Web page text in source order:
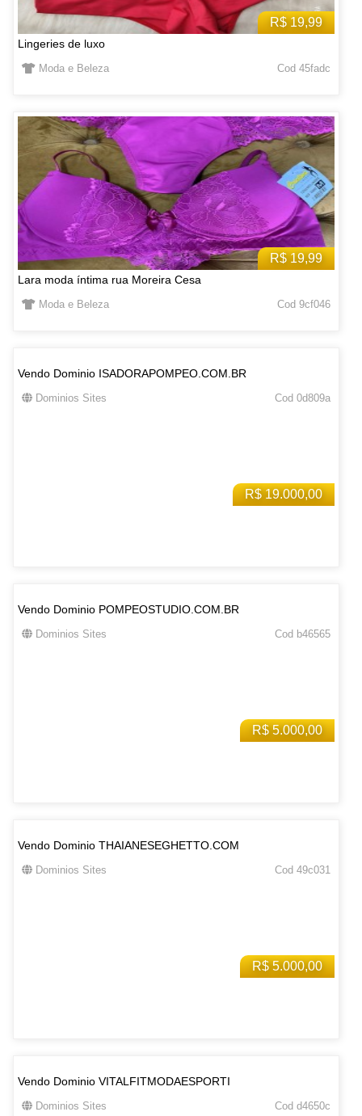
R$ 19,99
Lingeries de luxo
Moda e Beleza Cod 45fadc
R$ 19,99
Lara moda íntima rua Moreira Cesa
Moda e Beleza Cod 9cf046
R$ 19.000,00
Vendo Dominio ISADORAPOMPEO.COM.BR
Dominios Sites Cod 0d809a
R$ 5.000,00
Vendo Dominio POMPEOSTUDIO.COM.BR
Dominios Sites Cod b46565
R$ 5.000,00
Vendo Dominio THAIANESEGHETTO.COM
Dominios Sites Cod 49c031
Vendo Dominio VITALFITMODAESPORTI
Dominios Sites Cod d4650c